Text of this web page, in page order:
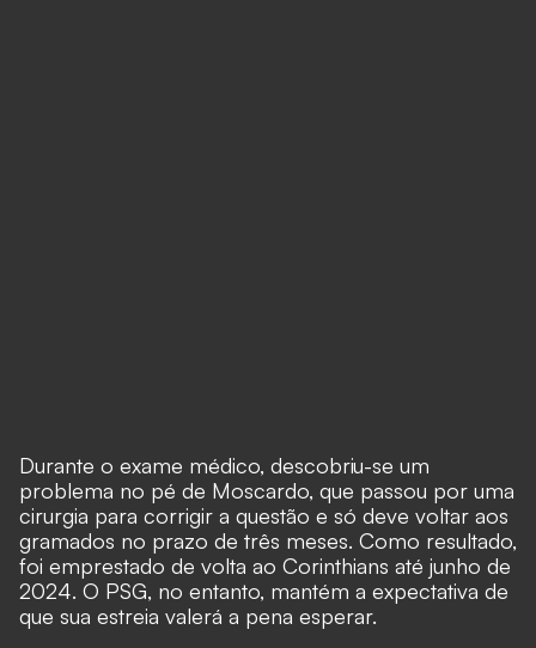
Durante o exame médico, descobriu-se um
problema no pé de Moscardo, que passou por uma
cirurgia para corrigir a questão e só deve voltar aos
gramados no prazo de três meses. Como resultado,
foi emprestado de volta ao Corinthians até junho de
2024. O PSG, no entanto, mantém a expectativa de
que sua estreia valerá a pena esperar.